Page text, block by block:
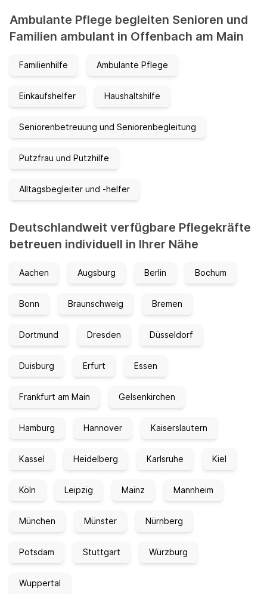
Ambulante Pflege begleiten Senioren und
Familien ambulant in Offenbach am Main
Familienhilfe Ambulante Pflege
Einkaufshelfer Haushaltshilfe
Seniorenbetreuung und Seniorenbegleitung
Putzfrau und Putzhilfe
Alltagsbegleiter und -helfer
Deutschlandweit verfügbare Pflegekräfte
betreuen individuell in Ihrer Nähe
Aachen Augsburg Berlin Bochum
Bonn Braunschweig Bremen
Dortmund Dresden Düsseldorf
Duisburg Erfurt Essen
Frankfurt am Main Gelsenkirchen
Hamburg Hannover Kaiserslautern
Kassel Heidelberg Karlsruhe Kiel
Köln Leipzig Mainz Mannheim
München Münster Nürnberg
Potsdam Stuttgart Würzburg
Wuppertal